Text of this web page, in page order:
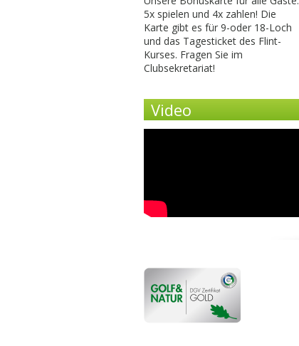
5x spielen und 4x zahlen! Die
Karte gibt es für 9-oder 18-Loch
und das Tagesticket des Flint-
Kurses. Fragen Sie im
Clubsekretariat!
Video